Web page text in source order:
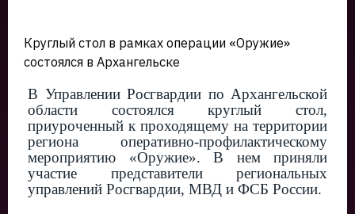
Круглый стол в рамках операции «Оружие»
состоялся в Архангельске
В Управлении Росгвардии по Архангельской
области состоялся круглый стол,
приуроченный к проходящему на территории
региона оперативно-профилактическому
мероприятию «Оружие». В нем приняли
участие представители региональных
управлений Росгвардии, МВД и ФСБ России.